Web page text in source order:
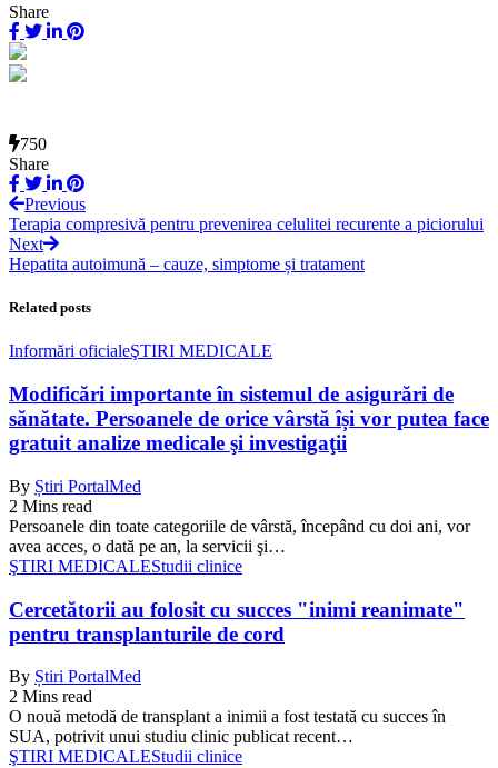
Share
750
Share
Previous
Terapia compresivă pentru prevenirea celulitei recurente a piciorului
Next
Hepatita autoimună – cauze, simptome și tratament
Related posts
Informări oficialeŞTIRI MEDICALE
Modificări importante în sistemul de asigurări de
sănătate. Persoanele de orice vârstă își vor putea face
gratuit analize medicale şi investigaţii
By Știri PortalMed
2 Mins read
Persoanele din toate categoriile de vârstă, începând cu doi ani, vor
avea acces, o dată pe an, la servicii şi…
ŞTIRI MEDICALEStudii clinice
Cercetătorii au folosit cu succes "inimi reanimate"
pentru transplanturile de cord
By Știri PortalMed
2 Mins read
O nouă metodă de transplant a inimii a fost testată cu succes în
SUA, potrivit unui studiu clinic publicat recent…
ŞTIRI MEDICALEStudii clinice